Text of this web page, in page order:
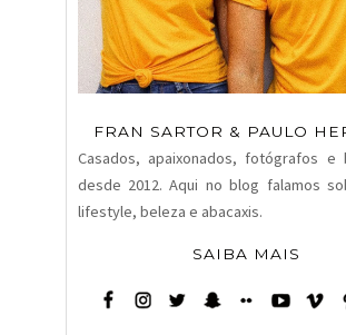
FRAN SARTOR & PAULO
Casados, apaixonados, fotógrafos e
desde 2012. Aqui no blog falamos
lifestyle, beleza e abacaxis.
SAIBA MAIS